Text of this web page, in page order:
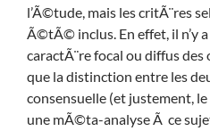
l’Ã©tude, mais les critÃ¨res
Ã©tÃ© inclus. En effet, il n’y
caractÃ¨re focal ou diffus des
que la distinction entre les
consensuelle (et justement,
une mÃ©ta-analyse Ã ce